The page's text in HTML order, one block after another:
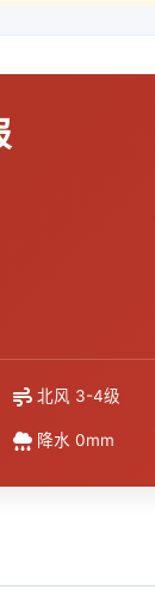
北风 3-4级
降水 0mm